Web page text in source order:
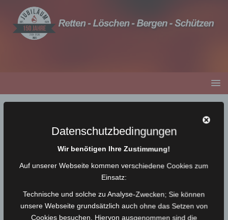
Monat:November 2021
Einsatz vom 29.11.21 – THL Amtshilfe
Medienwart
Einsatz vom 29.11.21 – VU mit PKW (A9)
Datenschutzbedingungen
Wir benötigen Ihre Zustimmung!
Auf unserer Webseite kommen verschiedene Cookies zum
Einsatz:
Technische und solche zu Analyse-Zwecken; Sie können
unsere Webseite grundsätzlich auch ohne das Setzen von
Cookies besuchen. Hiervon ausgenommen sind die